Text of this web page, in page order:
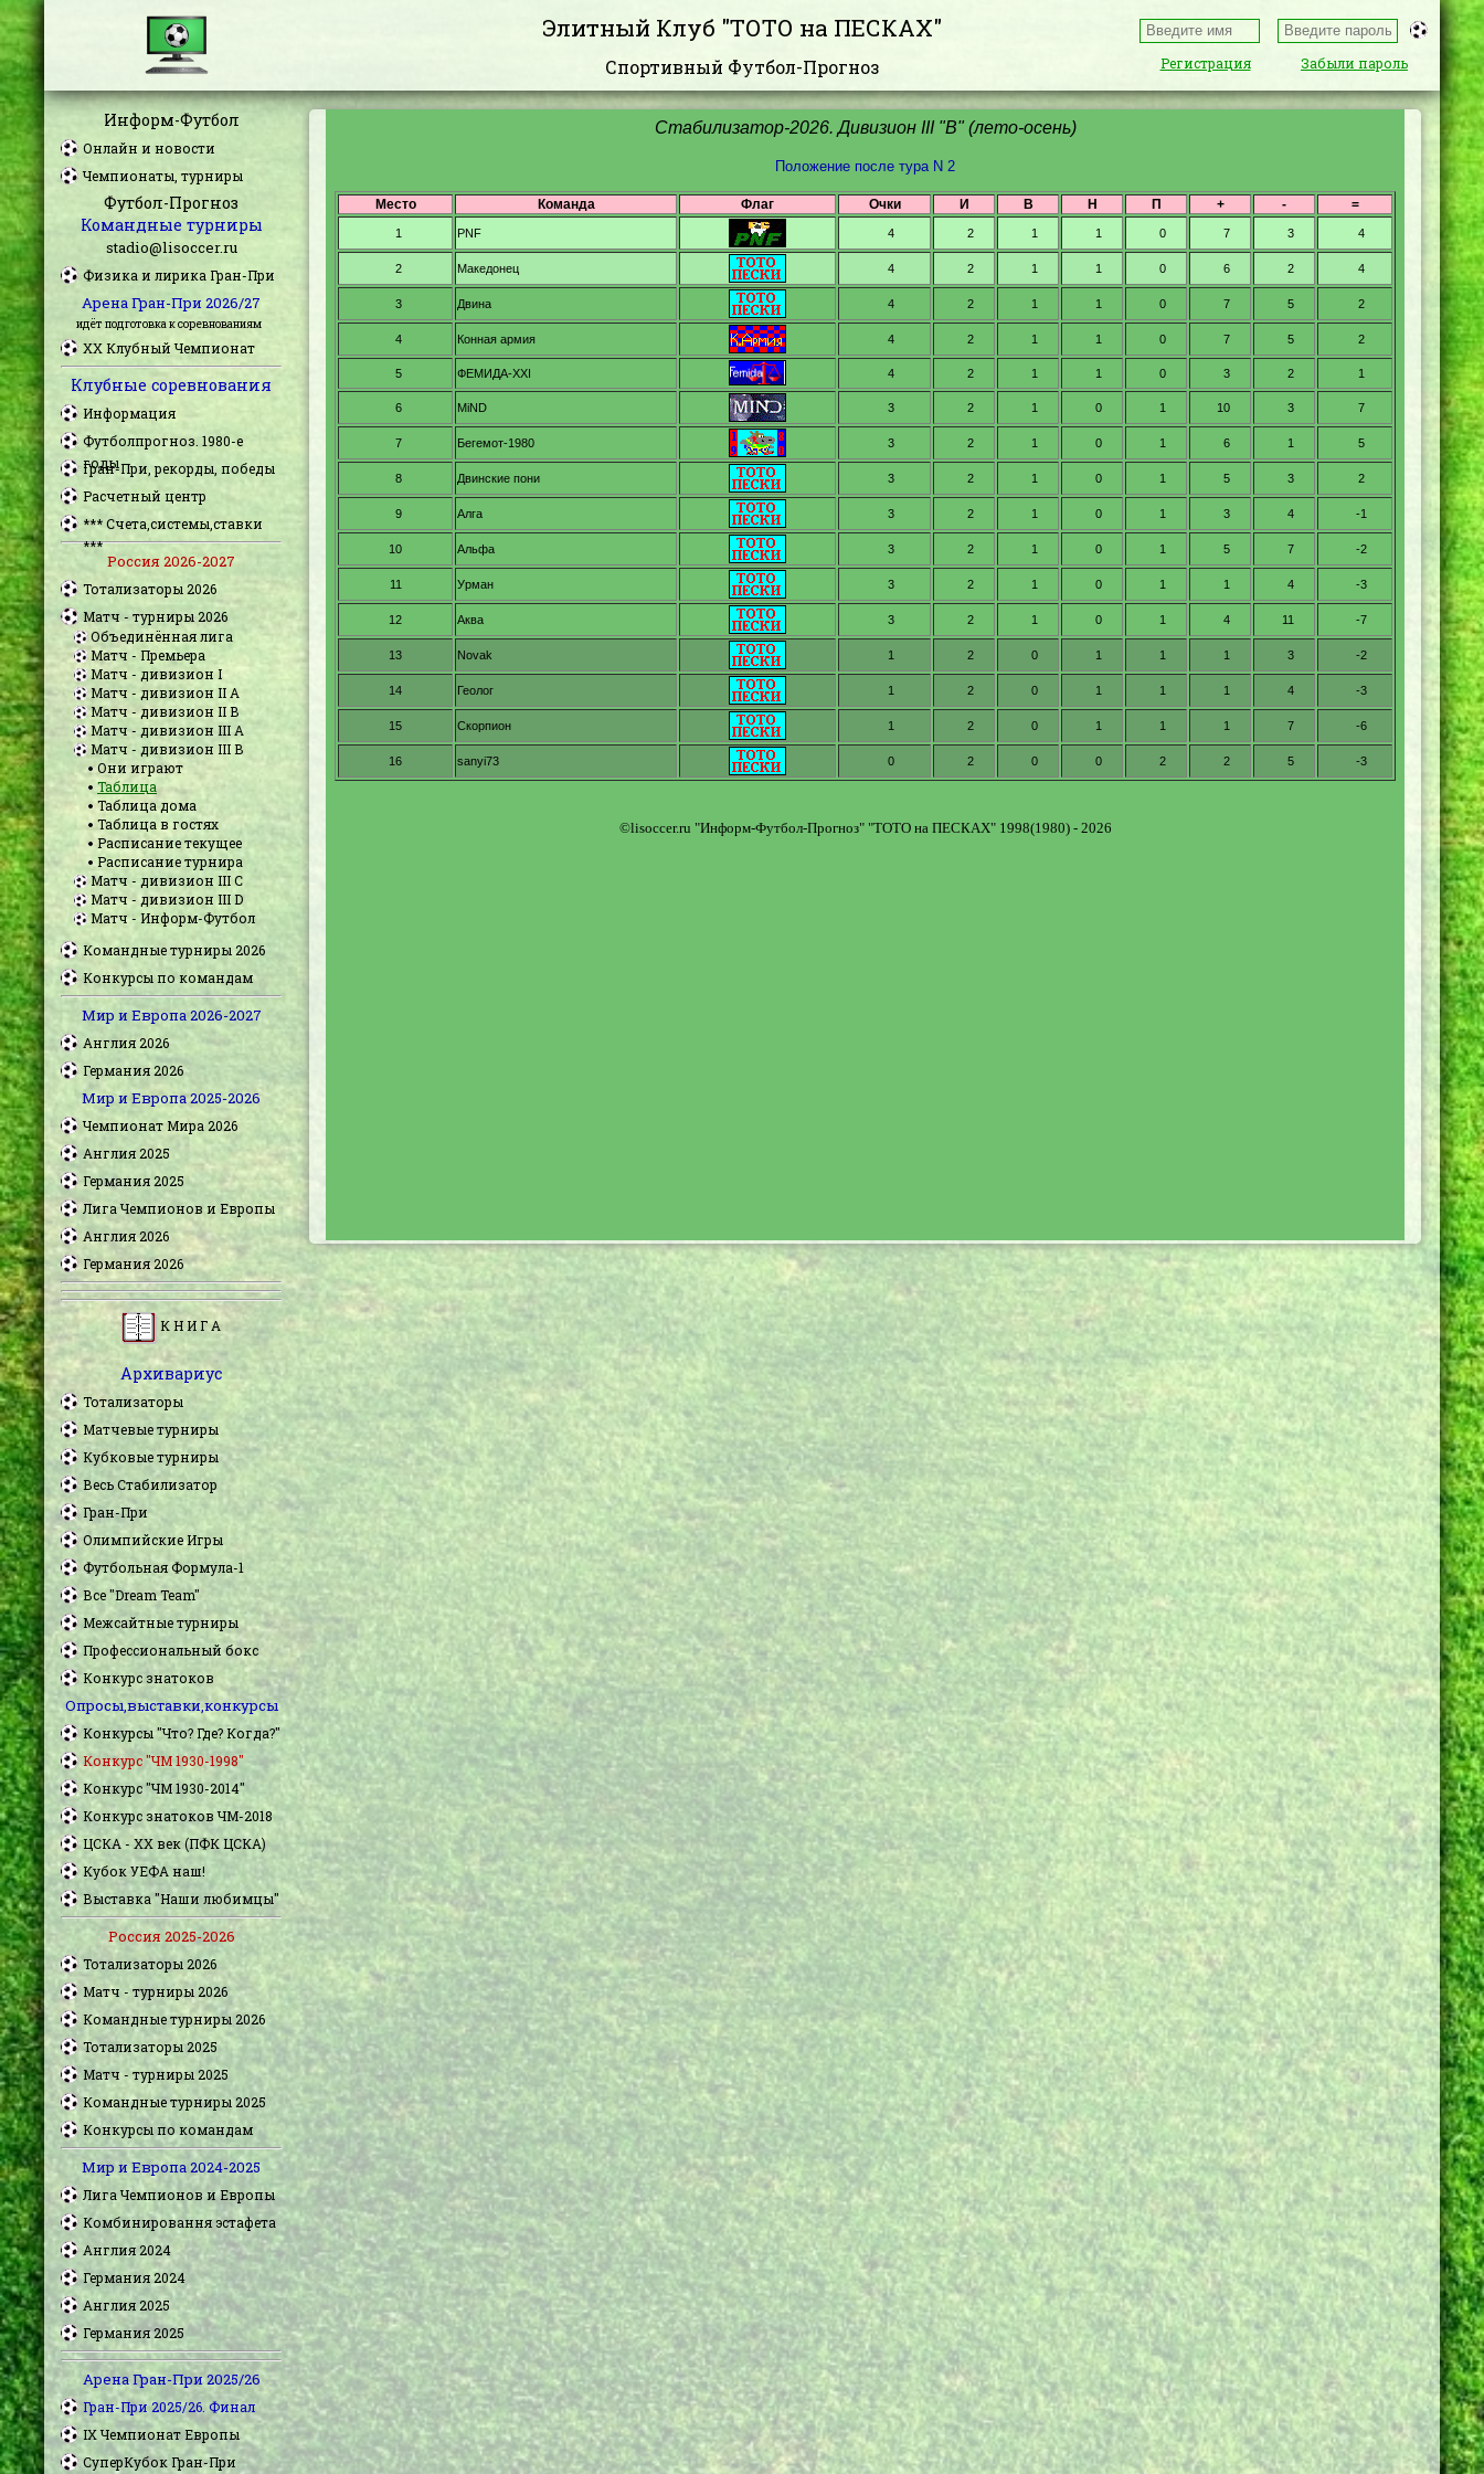
Регистрация Забыли пароль
Элитный Клуб "ТОТО на ПЕСКАХ"
Спортивный Футбол-Прогноз
Информ-Футбол
Онлайн и новости
Чемпионаты, турниры
Футбол-Прогноз
Командные турниры
stadio@lisoccer.ru
Физика и лирика Гран-При
Арена Гран-При 2026/27
идёт подготовка к соревнованиям
XX Клубный Чемпионат
Клубные соревнования
Информация
Футболпрогноз. 1980-е
годы
Гран-При, рекорды, победы
Расчетный центр
*** Счета,системы,ставки
***
Россия 2026-2027
Тотализаторы 2026
Матч - турниры 2026
Объединённая лига
Матч - Премьера
Матч - дивизион I
Матч - дивизион II A
Матч - дивизион II B
Матч - дивизион III A
Матч - дивизион III B
Они играют
Таблица
Таблица дома
Таблица в гостях
Расписание текущее
Расписание турнира
Матч - дивизион III C
Матч - дивизион III D
Матч - Информ-Футбол
Командные турниры 2026
Конкурсы по командам
Мир и Европа 2026-2027
Англия 2026
Германия 2026
Мир и Европа 2025-2026
Чемпионат Мира 2026
Англия 2025
Германия 2025
Лига Чемпионов и Европы
Англия 2026
Германия 2026
К Н И Г А
Архивариус
Тотализаторы
Матчевые турниры
Кубковые турниры
Весь Стабилизатор
Гран-При
Олимпийские Игры
Футбольная Формула-1
Все "Dream Team"
Межсайтные турниры
Профессиональный бокс
Конкурс знатоков
Опросы,выставки,конкурсы
Конкурсы "Что? Где? Когда?"
Конкурс "ЧМ 1930-1998"
Конкурс "ЧМ 1930-2014"
Конкурс знатоков ЧМ-2018
ЦСКА - XX век (ПФК ЦСКА)
Кубок УЕФА наш!
Выставка "Наши любимцы"
Россия 2025-2026
Тотализаторы 2026
Матч - турниры 2026
Командные турниры 2026
Тотализаторы 2025
Матч - турниры 2025
Командные турниры 2025
Конкурсы по командам
Мир и Европа 2024-2025
Лига Чемпионов и Европы
Комбинировання эстафета
Англия 2024
Германия 2024
Англия 2025
Германия 2025
Арена Гран-При 2025/26
Гран-При 2025/26. Финал
IX Чемпионат Европы
СуперКубок Гран-При